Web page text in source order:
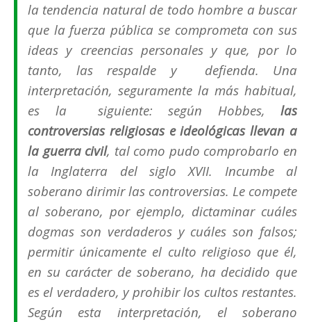
la tendencia natural de todo hombre a buscar
que la fuerza pública se comprometa con sus
ideas y creencias personales y que, por lo
tanto, las respalde y defienda. Una
interpretación, seguramente la más habitual,
es la siguiente: según Hobbes, las
controversias religiosas e ideológicas llevan a
la guerra civil, tal como pudo comprobarlo en
la Inglaterra del siglo XVII. Incumbe al
soberano dirimir las controversias. Le compete
al soberano, por ejemplo, dictaminar cuáles
dogmas son verdaderos y cuáles son falsos;
permitir únicamente el culto religioso que él,
en su carácter de soberano, ha decidido que
es el verdadero, y prohibir los cultos restantes.
Según esta interpretación, el soberano